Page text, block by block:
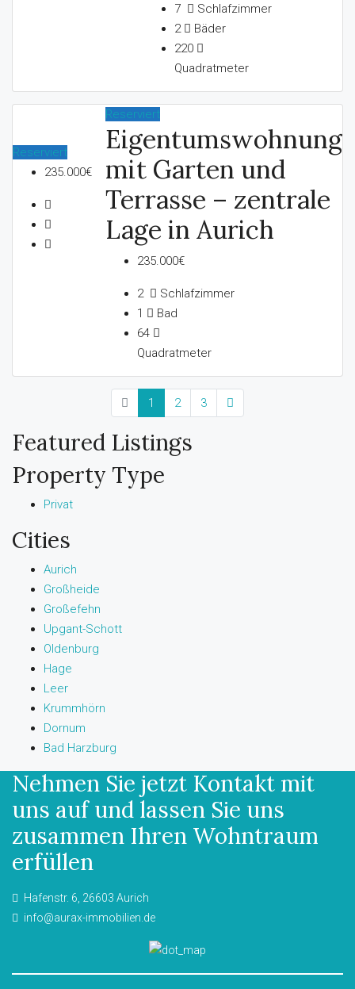
7
Schlafzimmer
2
Bäder
220
Quadratmeter
Reserviert
235.000€
Reserviert
Eigentumswohnung
mit Garten und
Terrasse – zentrale
Lage in Aurich
235.000€
2
Schlafzimmer
1
Bad
64
Quadratmeter
1 2 3
Featured Listings
Property Type
Privat
Cities
Aurich
Großheide
Großefehn
Upgant-Schott
Oldenburg
Hage
Leer
Krummhörn
Dornum
Bad Harzburg
Nehmen Sie jetzt Kontakt mit
uns auf und lassen Sie uns
zusammen Ihren Wohntraum
erfüllen
Hafenstr. 6, 26603 Aurich
info@aurax-immobilien.de